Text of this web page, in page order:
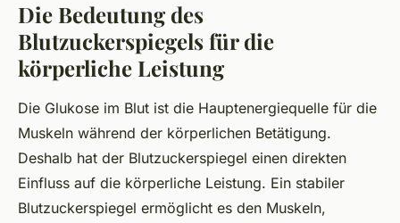
Die Bedeutung des
Blutzuckerspiegels für die
körperliche Leistung
Die Glukose im Blut ist die Hauptenergiequelle für die
Muskeln während der körperlichen Betätigung.
Deshalb hat der Blutzuckerspiegel einen direkten
Einfluss auf die körperliche Leistung. Ein stabiler
Blutzuckerspiegel ermöglicht es den Muskeln,